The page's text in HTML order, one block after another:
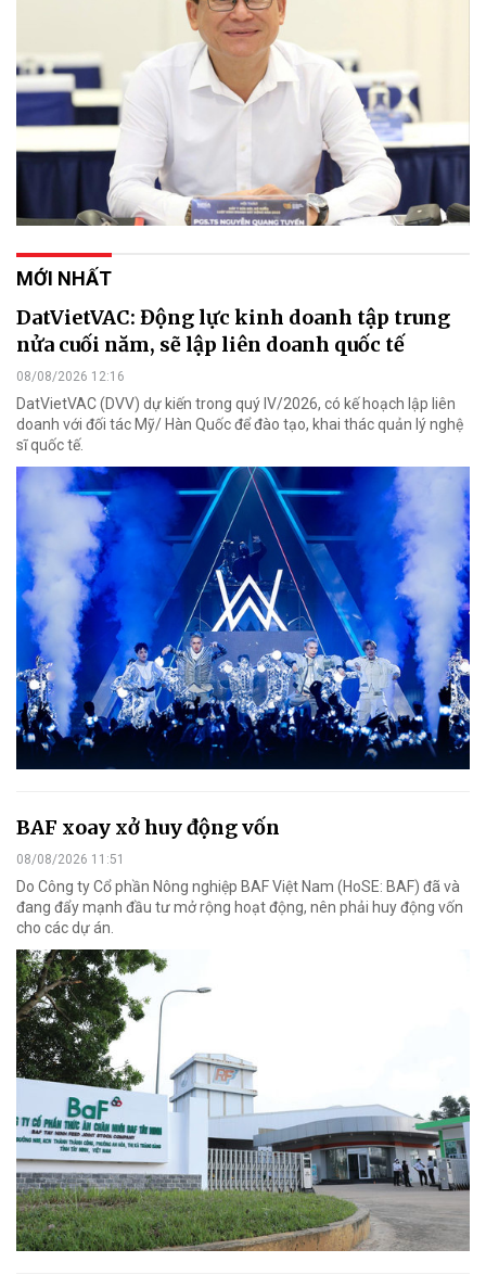
MỚI NHẤT
DatVietVAC: Động lực kinh doanh tập trung
nửa cuối năm, sẽ lập liên doanh quốc tế
08/08/2026 12:16
DatVietVAC (DVV) dự kiến trong quý IV/2026, có kế hoạch lập liên
doanh với đối tác Mỹ/ Hàn Quốc để đào tạo, khai thác quản lý nghệ
sĩ quốc tế.
BAF xoay xở huy động vốn
08/08/2026 11:51
Do Công ty Cổ phần Nông nghiệp BAF Việt Nam (HoSE: BAF) đã và
đang đẩy mạnh đầu tư mở rộng hoạt động, nên phải huy động vốn
cho các dự án.